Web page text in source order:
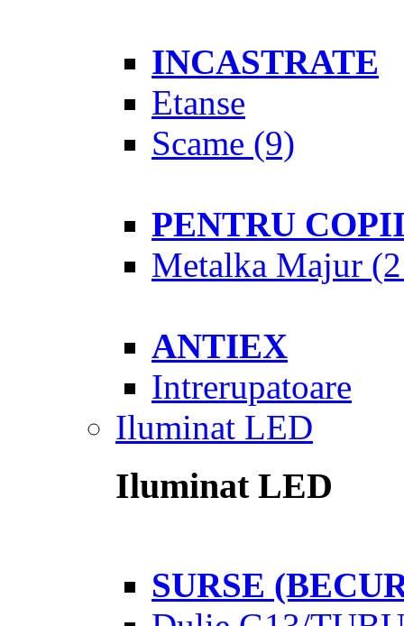
INCASTRATE
Etanse
Scame (9)
PENTRU
Metalka Majur
ANTIEX
Intrerupatoare
Iluminat LED
Iluminat LED
SURSE